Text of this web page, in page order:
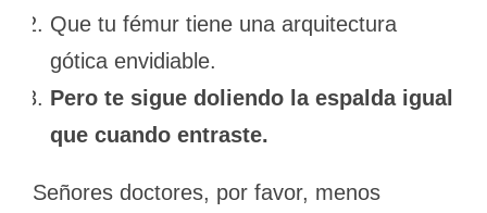
Que tu fémur tiene una arquitectura
gótica envidiable.
Pero te sigue doliendo la espalda igual
que cuando entraste.
Señores doctores, por favor, menos